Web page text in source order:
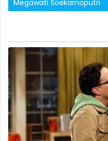
Megawati Soekarnoputri